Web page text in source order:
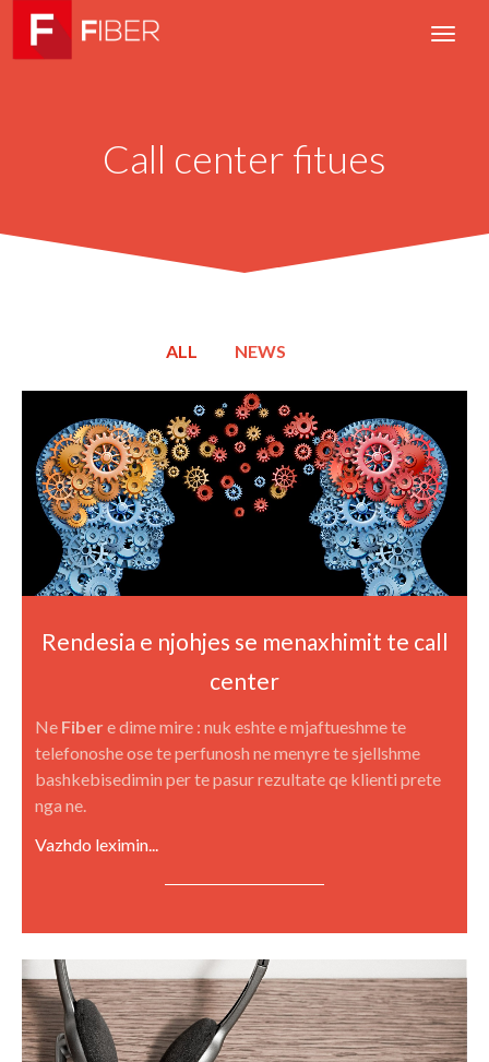
Call center fitues
ALL NEWS
Rendesia e njohjes se menaxhimit te call
center
Ne Fiber e dime mire : nuk eshte e mjaftueshme te
telefonoshe ose te perfunosh ne menyre te sjellshme
bashkebisedimin per te pasur rezultate qe klienti prete
nga ne.
Vazhdo leximin...